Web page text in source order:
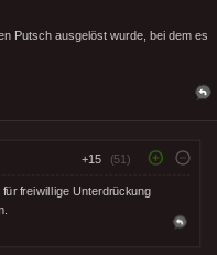
Putsch ausgelöst wurde, bei dem es
+15 (51)
freiwillige Unterdrückung